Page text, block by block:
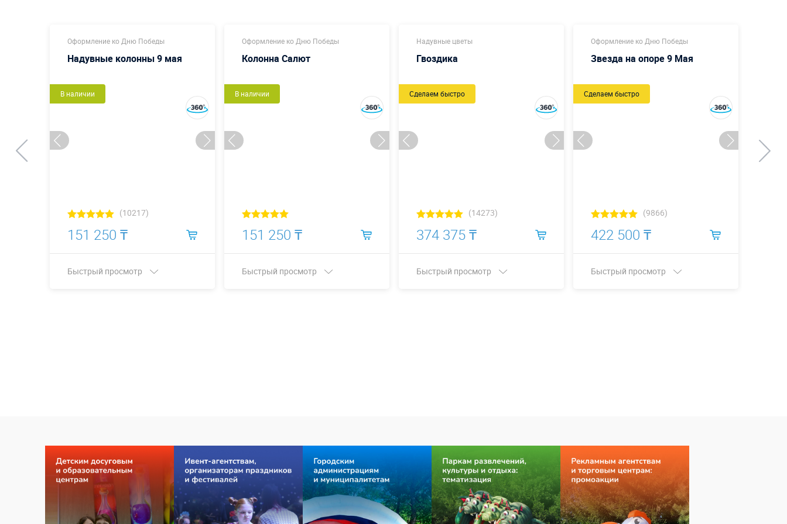
Оформление ко Дню Победы
Надувные колонны 9 мая
В наличии
(10217)
151 250 ₸
Быстрый просмотр
Оформление ко Дню Победы
Колонна Салют
В наличии
151 250 ₸
Быстрый просмотр
Надувные цветы
Гвоздика
Сделаем быстро
(14273)
374 375 ₸
Быстрый просмотр
Оформление ко Дню Победы
Звезда на опоре 9 Мая
Сделаем быстро
(9866)
422 500 ₸
Быстрый просмотр